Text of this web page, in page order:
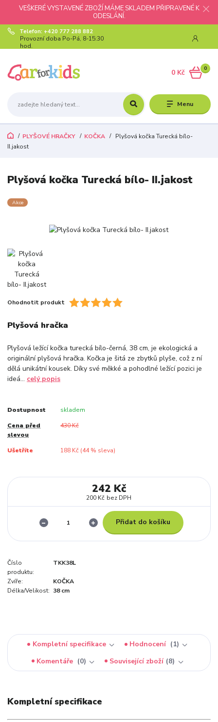
VEŠKERÉ VYSTAVENÉ ZBOŽÍ MÁME SKLADEM PŘIPRAVENÉ K
ODESLÁNÍ.
Menu
Telefon: +420 777 288 882
Provozní doba Po-Pá, 8-15:30
hod.
0
0 Kč
PLYŠOVÉ HRAČKY KOČKA
Plyšová kočka Turecká bílo-
II.jakost
Plyšová kočka Turecká bílo- II.jakost
Akce
Ohodnotit produkt
Plyšová hračka
Plyšová ležící kočka turecká bílo-černá, 38 cm, je ekologická a
originální plyšová hračka. Kočka je šitá ze zbytků plyše, což z ní
dělá unikátní kousek. Díky své měkké a pohodlné ležící pozici je
ideá... celý popis
Dostupnost skladem
Cena před
slevou
430 Kč
Ušetříte 188 Kč (44% sleva)
242 Kč
200 Kč bez DPH
Přidat do košíku
Číslo
produktu:
TKK38L
Zvíře:
KOČKA
Délka/Velikost: 38 cm
Kompletní specifikace Hodnocení
1
Komentáře
0 Související zboží 8
Kompletní specifikace